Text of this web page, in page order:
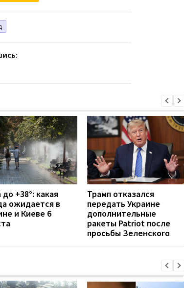
+38°: какая
ожидается в
и Киеве 6
Трамп отказался
передать Украине
дополнительные
ракеты Patriot после
просьбы Зеленского